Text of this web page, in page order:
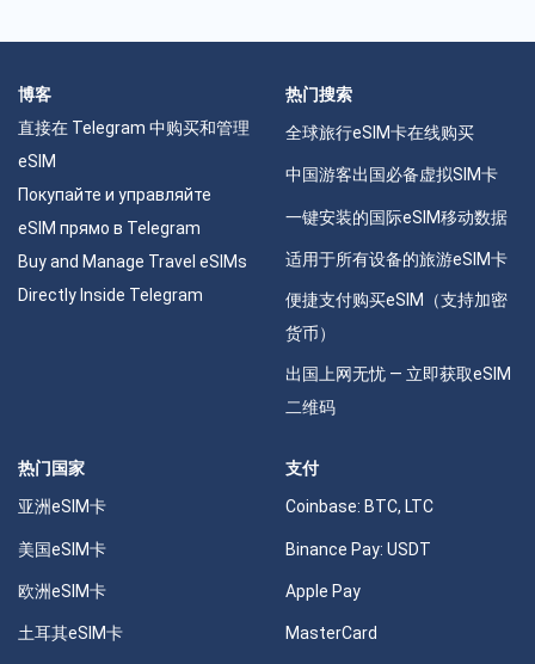
博客
直接在 Telegram 中购买和管理
eSIM
Покупайте и управляйте
eSIM прямо в Telegram
Buy and Manage Travel eSIMs
Directly Inside Telegram
热门搜索
全球旅行eSIM卡在线购买
中国游客出国必备虚拟SIM卡
一键安装的国际eSIM移动数据
适用于所有设备的旅游eSIM卡
便捷支付购买eSIM（支持加密
货币）
出国上网无忧 — 立即获取eSIM
二维码
热门国家
亚洲eSIM卡
美国eSIM卡
欧洲eSIM卡
土耳其eSIM卡
支付
Coinbase: BTC, LTC
Binance Pay: USDT
Apple Pay
MasterCard